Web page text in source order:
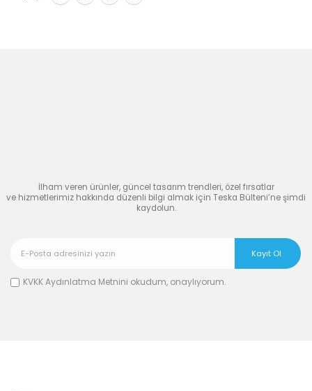
İlham veren ürünler, güncel tasarım trendleri, özel fırsatlar
ve hizmetlerimiz hakkında düzenli bilgi almak için Teska Bülteni’ne şimdi
kaydolun.
KVKK Aydınlatma Metnini okudum, onaylıyorum.